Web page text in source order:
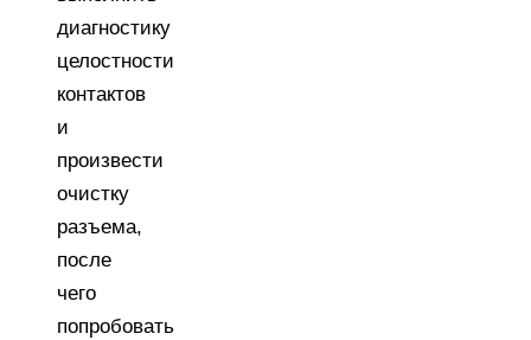
диагностику
целостности
контактов
и
произвести
очистку
разъема,
после
чего
попробовать